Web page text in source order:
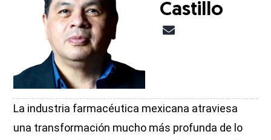
Castillo
La industria farmacéutica mexicana atraviesa
una transformación mucho más profunda de lo